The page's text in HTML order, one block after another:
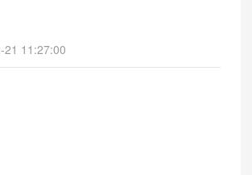
21 11:27:00